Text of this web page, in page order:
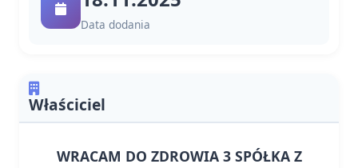
Data dodania
Właściciel
WRACAM DO ZDROWIA 3 SPÓŁKA Z